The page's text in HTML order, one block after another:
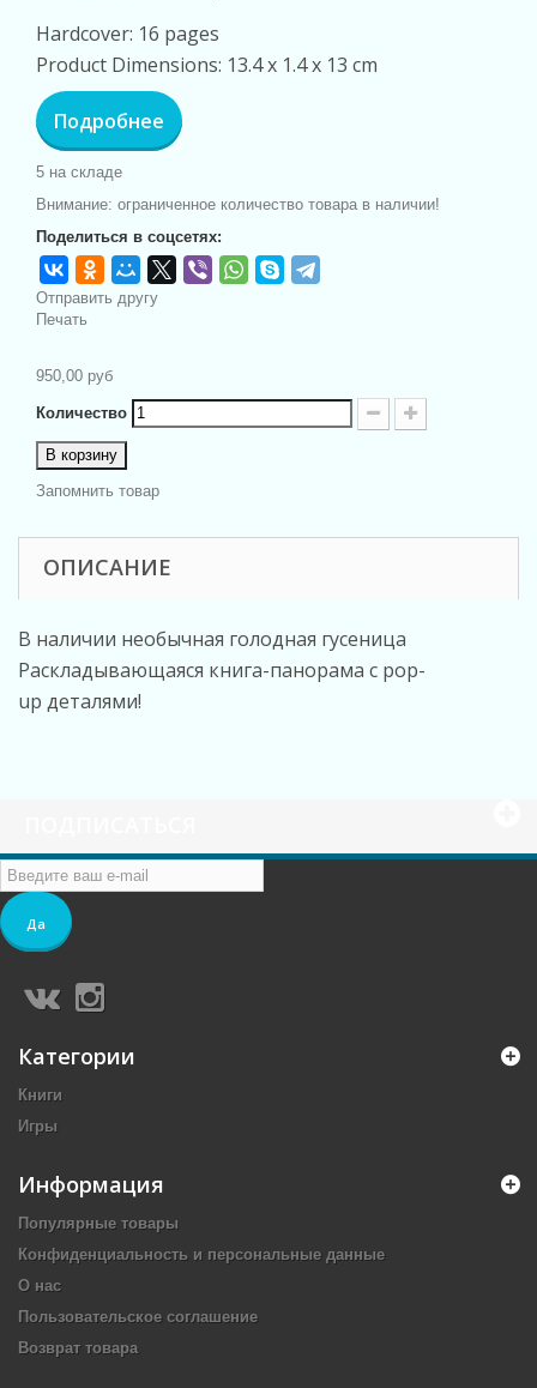
Hardcover: 16 pages
Product Dimensions: 13.4 x 1.4 x 13 cm
Подробнее
5 на складе
Внимание: ограниченное количество товара в наличии!
Поделиться в соцсетях:
Отправить другу
Печать
950,00 руб
Количество
В корзину
Запомнить товар
ОПИСАНИЕ
В наличии необычная голодная гусеница
Раскладывающаяся книга-панорама с pop-
up деталями!
Да
Категории
Книги
Игры
Информация
Популярные товары
Конфиденциальность и персональные данные
О нас
Пользовательское соглашение
Возврат товара